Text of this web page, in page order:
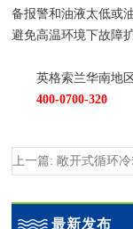
备报警和油液太低或
避免高温环境下故障
英格索兰华南地区
400-0700-320
最新发布